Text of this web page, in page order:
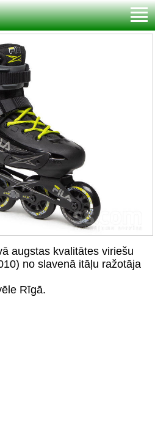
augstas kvalitātes viriešu
no slavenā itāļu ražotāja
Rīgā.